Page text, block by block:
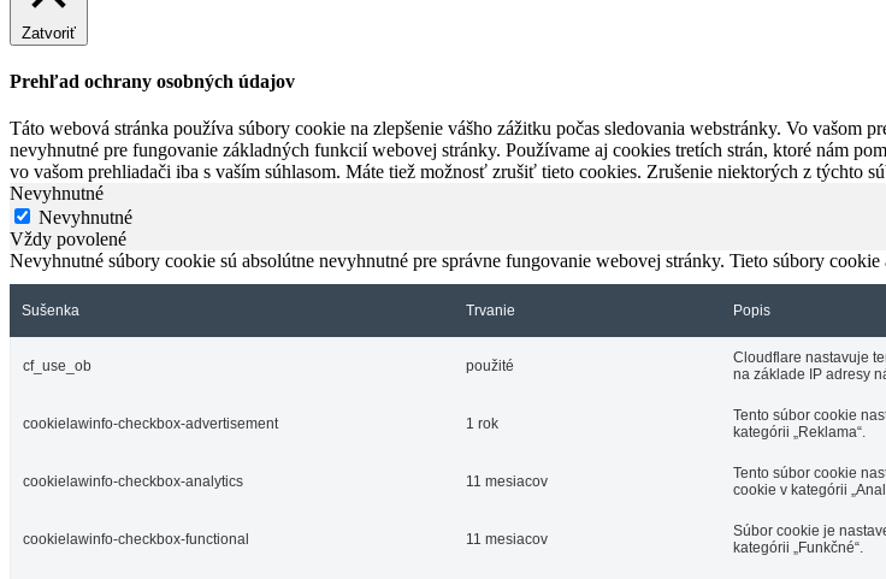
Zatvoriť
Prehľad ochrany osobných údajov
Táto webová stránka používa súbory cookie na zlepšenie vášho zážitku počas sledovania webstránky. Vo vašom
nevyhnutné pre fungovanie základných funkcií webovej stránky. Používame aj cookies tretích strán, ktoré nám
vo vašom prehliadači iba s vaším súhlasom. Máte tiež možnosť zrušiť tieto cookies. Zrušenie niektorých z týchto
Nevyhnutné
Nevyhnutné
Vždy povolené
Nevyhnutné súbory cookie sú absolútne nevyhnutné pre správne fungovanie webovej stránky. Tieto súbory
Sušenka Trvanie Popis
cf_use_ob použité
Cloudflare nastavuje
na základe IP adresy
cookielawinfo-checkbox-advertisement 1 rok
Tento súbor cookie
kategórii „Reklama“.
cookielawinfo-checkbox-analytics 11 mesiacov
Tento súbor cookie
cookie v kategórii
cookielawinfo-checkbox-functional 11 mesiacov
Súbor cookie je
kategórii „Funkčné“.